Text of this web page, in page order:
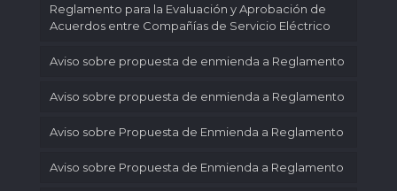
Reglamento para la Evaluación y Aprobación de
Acuerdos entre Compañías de Servicio Eléctrico
Aviso sobre propuesta de enmienda a Reglamento
Aviso sobre propuesta de enmienda a Reglamento
Aviso sobre Propuesta de Enmienda a Reglamento
Aviso sobre Propuesta de Enmienda a Reglamento